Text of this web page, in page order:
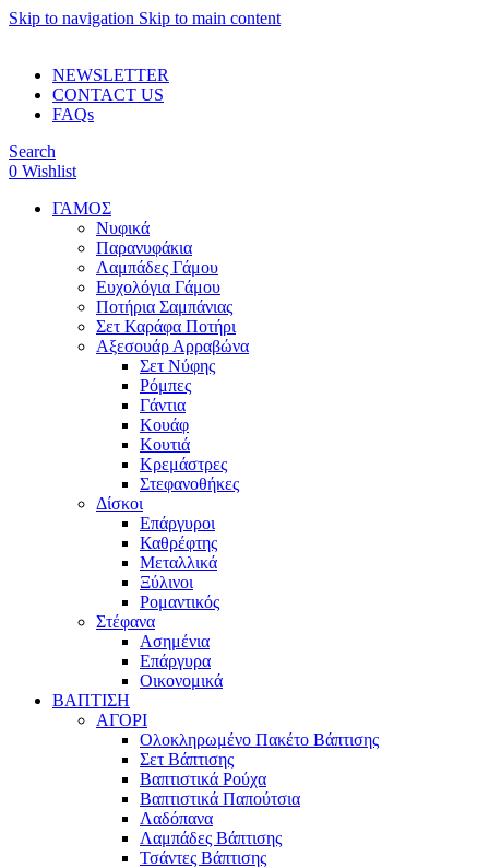
Skip to navigation Skip to main content
NEWSLETTER
CONTACT US
FAQs
Search
0 Wishlist
ΓΑΜΟΣ
Νυφικά
Παρανυφάκια
Λαμπάδες Γάμου
Ευχολόγια Γάμου
Ποτήρια Σαμπάνιας
Σετ Καράφα Ποτήρι
Αξεσουάρ Αρραβώνα
Σετ Νύφης
Ρόμπες
Γάντια
Κουάφ
Κουτιά
Κρεμάστρες
Στεφανοθήκες
Δίσκοι
Επάργυροι
Καθρέφτης
Μεταλλικά
Ξύλινοι
Ρομαντικός
Στέφανα
Ασημένια
Επάργυρα
Οικονομικά
ΒΑΠΤΙΣΗ
ΑΓΟΡΙ
Ολοκληρωμένο Πακέτο Βάπτισης
Σετ Βάπτισης
Βαπτιστικά Ρούχα
Βαπτιστικά Παπούτσια
Λαδόπανα
Λαμπάδες Βάπτισης
Τσάντες Βάπτισης